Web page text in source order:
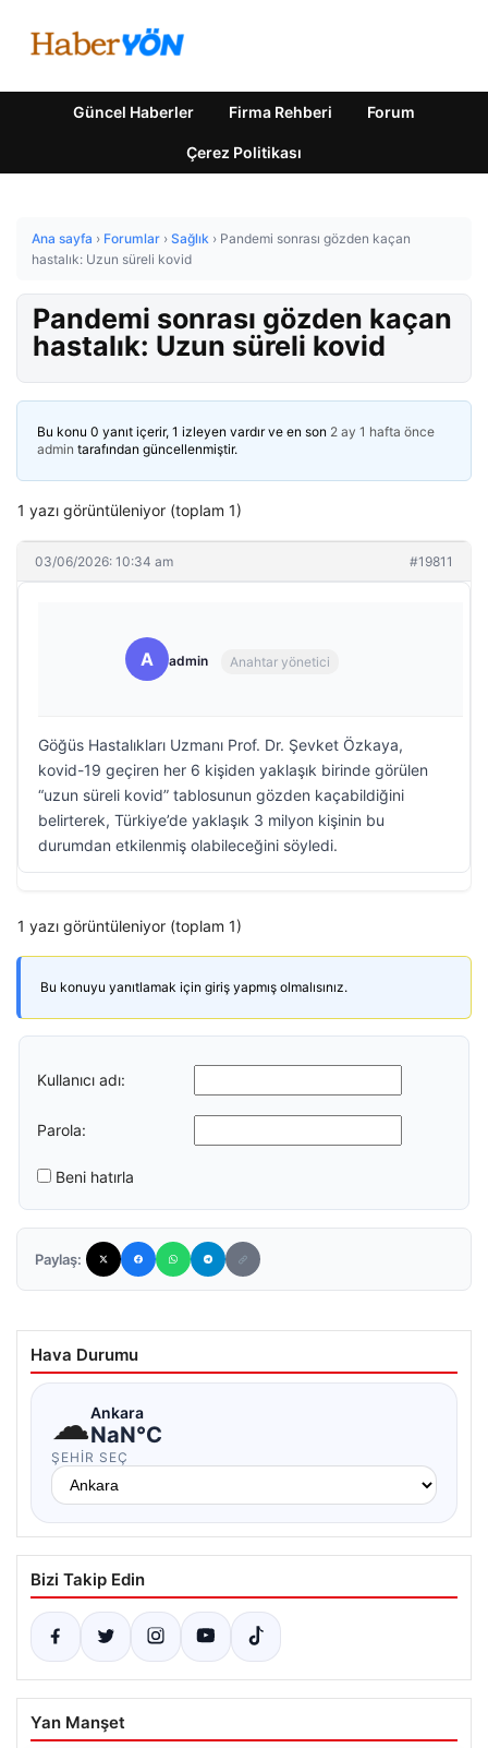
Güncel Haberler Firma Rehberi Forum
Çerez Politikası
Ana sayfa › Forumlar › Sağlık › Pandemi sonrası gözden kaçan
hastalık: Uzun süreli kovid
Pandemi sonrası gözden kaçan
hastalık: Uzun süreli kovid
Bu konu 0 yanıt içerir, 1 izleyen vardır ve en son 2 ay 1 hafta önce
admin tarafından güncellenmiştir.
1 yazı görüntüleniyor (toplam 1)
03/06/2026: 10:34 am #19811
A admin Anahtar yönetici
Göğüs Hastalıkları Uzmanı Prof. Dr. Şevket Özkaya,
kovid-19 geçiren her 6 kişiden yaklaşık birinde görülen
“uzun süreli kovid” tablosunun gözden kaçabildiğini
belirterek, Türkiye’de yaklaşık 3 milyon kişinin bu
durumdan etkilenmiş olabileceğini söyledi.
1 yazı görüntüleniyor (toplam 1)
Bu konuyu yanıtlamak için giriş yapmış olmalısınız.
Kullanıcı adı:
Parola:
Beni hatırla
Paylaş:
Hava Durumu
☁Ankara
NaN°C
ŞEHIR SEÇ
Bizi Takip Edin
Yan Manşet